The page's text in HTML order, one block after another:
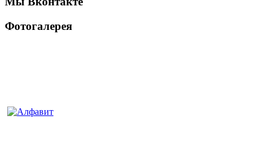
Фотогалерея